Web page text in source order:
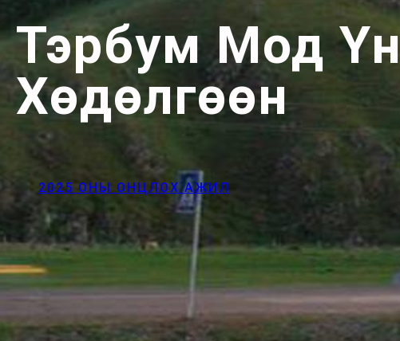
Тэрбум Мод
Хөдөлгөөн
2025 ОНЫ ОНЦЛОХ АЖИЛ